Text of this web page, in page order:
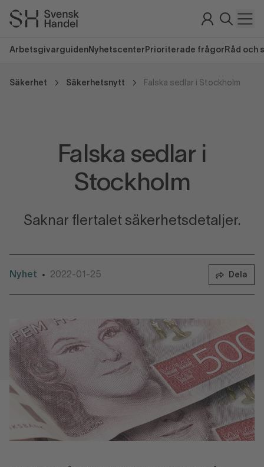
Arbetsgivarguiden Nyhetscenter Prioriterade frågor Råd och
Säkerhet Säkerhetsnytt Falska sedlar i Stockholm
Falska sedlar i
Stockholm
Saknar flertalet säkerhetsdetaljer.
Nyhet • 2022-01-25 Dela